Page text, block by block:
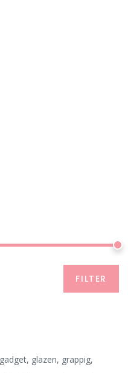
FILTER
gadget, glazen, grappig,